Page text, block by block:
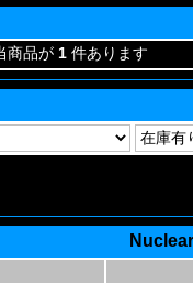
商品が 1 件あります